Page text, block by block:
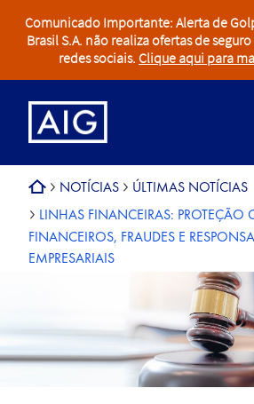
Comunicado Importante: Alerta de
Brasil S.A. não realiza ofertas de
redes sociais. Clique aqui para
NOTÍCIAS
ÚLTIMAS NOTÍCIAS
LINHAS FINANCEIRAS: PROTEÇÃO
FINANCEIROS, FRAUDES E
EMPRESARIAIS